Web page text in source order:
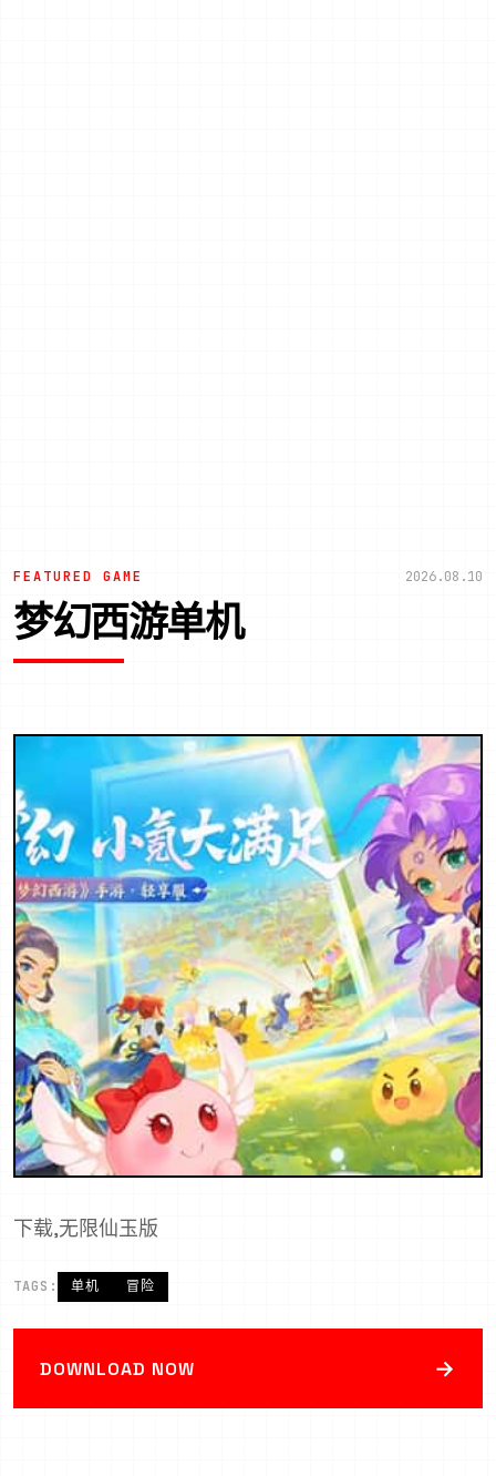
FEATURED GAME 2026.08.10
梦幻西游单机
下载,无限仙玉版
TAGS: 单机 冒险
DOWNLOAD NOW →